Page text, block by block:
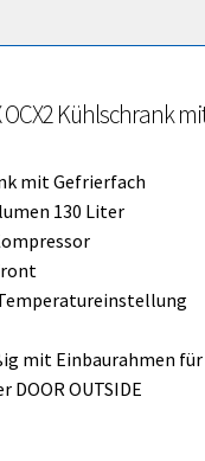
OCX2 Kühlschrank
mit Gefrierfach
130 Liter
mit Einbaurahmen
DOOR OUTSIDE